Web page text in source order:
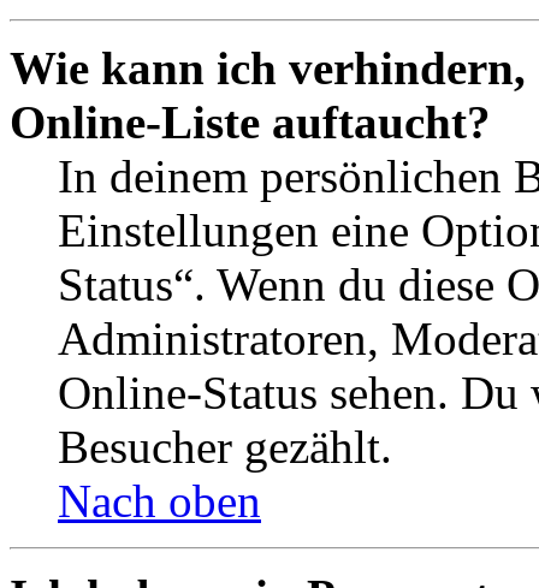
Wie kann ich verhindern,
Online-Liste auftaucht?
In deinem persönlichen
Einstellungen eine
Status“. Wenn du diese
Administratoren,
Online-Status sehen.
Besucher gezählt.
Nach oben